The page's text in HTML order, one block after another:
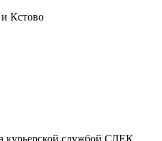
Кстово
курьерской службой СДЕК,